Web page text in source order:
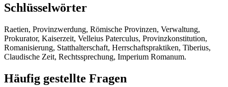
Schlüsselwörter
Raetien, Provinzwerdung, Römische Provinzen, Verwaltung,
Prokurator, Kaiserzeit, Velleius Paterculus, Provinzkonstitution,
Romanisierung, Statthalterschaft, Herrschaftspraktiken, Tiberius,
Claudische Zeit, Rechtssprechung, Imperium Romanum.
Häufig gestellte Fragen